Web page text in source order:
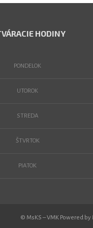
HODINY
PONDELOK
UTOROK
STREDA
ŠTVRTOK
PIATOK
© MsKS – VMK Powered